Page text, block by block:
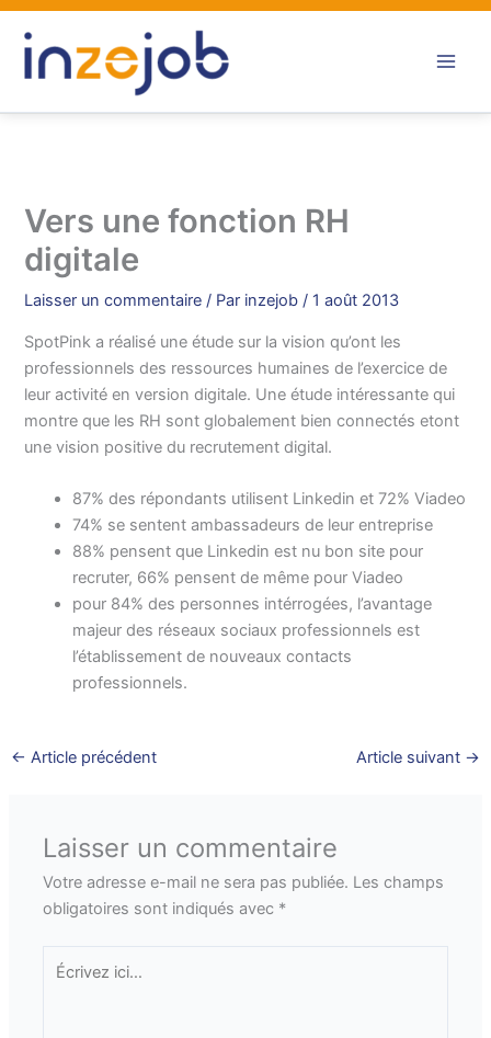
Aller
contenu
Vers une fonction RH
digitale
Laisser un commentaire / Par inzejob/ 1 août 2013
SpotPink a réalisé une étude sur la vision qu’ont les
professionnels des ressources humaines de l’exercice de
leur activité en version digitale. Une étude intéressante qui
montre que les RH sont globalement bien connectés etont
une vision positive du recrutement digital.
87% des répondants utilisent Linkedin et 72% Viadeo
74% se sentent ambassadeurs de leur entreprise
88% pensent que Linkedin est nu bon site pour
recruter, 66% pensent de même pour Viadeo
pour 84% des personnes intérrogées, l’avantage
majeur des réseaux sociaux professionnels est
l’établissement de nouveaux contacts
professionnels.
← Article précédent Article suivant →
Laisser un commentaire
Votre adresse e-mail ne sera pas publiée. Les champs
obligatoires sont indiqués avec *
Écrivez
ici…